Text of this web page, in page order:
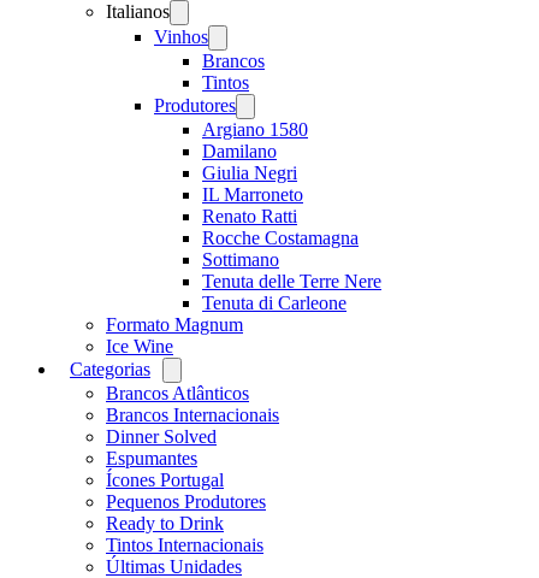
Italianos
menu
Vinhos
menu
Brancos
Tintos
Produtores
menu
Argiano 1580
Damilano
Giulia Negri
IL Marroneto
Renato Ratti
Rocche Costamagna
Sottimano
Tenuta delle Terre Nere
Tenuta di Carleone
Formato Magnum
Ice Wine
Categorias
menu
Brancos Atlânticos
Brancos Internacionais
Dinner Solved
Espumantes
Ícones Portugal
Pequenos Produtores
Ready to Drink
Tintos Internacionais
Últimas Unidades